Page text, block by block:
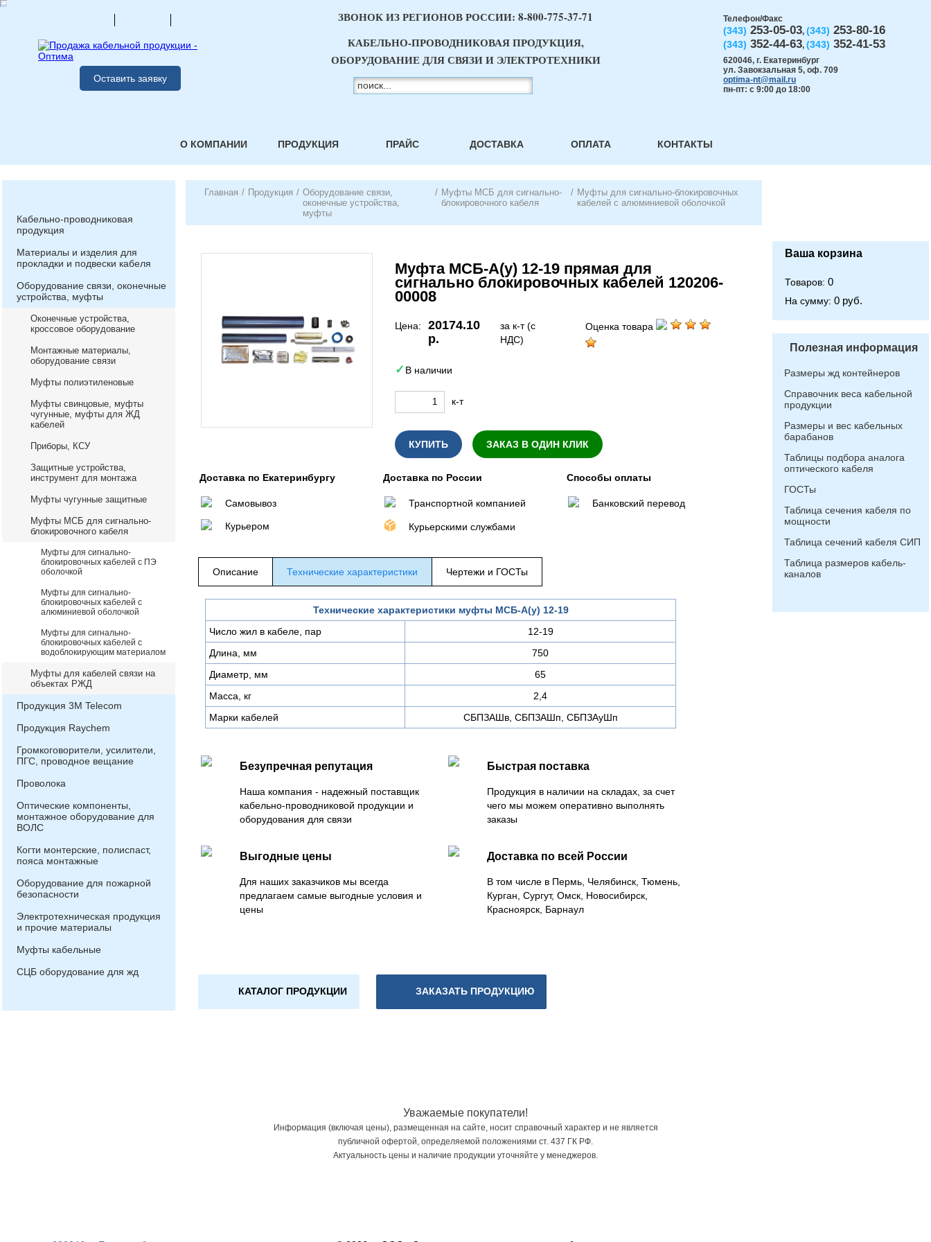
Оставить заявку
Телефон/Факс
(343) 253-05-03, (343) 253-80-16
(343) 352-44-63, (343) 352-41-53
620046, г. Екатеринбург
ул. Завокзальная 5, оф. 709
optima-nt@mail.ru
пн-пт: с 9:00 до 18:00
ЗВОНОК ИЗ РЕГИОНОВ РОССИИ: 8-800-775-37-71
КАБЕЛЬНО-ПРОВОДНИКОВАЯ ПРОДУКЦИЯ,
ОБОРУДОВАНИЕ ДЛЯ СВЯЗИ И ЭЛЕКТРОТЕХНИКИ
О КОМПАНИИ ПРОДУКЦИЯ ПРАЙС ДОСТАВКА ОПЛАТА КОНТАКТЫ
Кабельно-проводниковая
продукция
Материалы и изделия для
прокладки и подвески кабеля
Оборудование связи, оконечные
устройства, муфты
Оконечные устройства,
кроссовое оборудование
Монтажные материалы,
оборудование связи
Муфты полиэтиленовые
Муфты свинцовые, муфты
чугунные, муфты для ЖД
кабелей
Приборы, КСУ
Защитные устройства,
инструмент для монтажа
Муфты чугунные защитные
Муфты МСБ для сигнально-
блокировочного кабеля
Муфты для сигнально-
блокировочных кабелей с ПЭ
оболочкой
Муфты для сигнально-
блокировочных кабелей с
алюминиевой оболочкой
Муфты для сигнально-
блокировочных кабелей с
водоблокирующим материалом
Муфты для кабелей связи на
объектах РЖД
Продукция 3М Telecom
Продукция Raychem
Громкоговорители, усилители,
ПГС, проводное вещание
Проволока
Оптические компоненты,
монтажное оборудование для
ВОЛС
Когти монтерские, полиспаст,
пояса монтажные
Оборудование для пожарной
безопасности
Электротехническая продукция
и прочие материалы
Муфты кабельные
СЦБ оборудование для жд
Главная / Продукция / Оборудование связи,
оконечные устройства,
муфты
/ Муфты МСБ для сигнально-
блокировочного кабеля
/ Муфты для сигнально-блокировочных
кабелей с алюминиевой оболочкой
Муфта МСБ-А(у) 12-19 прямая для
сигнально блокировочных кабелей 120206-
00008
Цена:
20174.10
р.
за к-т (с
НДС)
Оценка товара
В наличии
к-т
КУПИТЬ ЗАКАЗ В ОДИН КЛИК
Доставка по Екатеринбургу
Самовывоз
Курьером
Доставка по России
Транспортной компанией
Курьерскими службами
Способы оплаты
Банковский перевод
Описание Технические характеристики Чертежи и ГОСТы
Технические характеристики муфты МСБ-А(у) 12-19
Число жил в кабеле, пар
12-19
Длина, мм
750
Диаметр, мм
65
Масса, кг
2,4
Марки кабелей
СБПЗАШв, СБПЗАШп, СБПЗАуШп
Безупречная репутация
Наша компания - надежный поставщик
кабельно-проводниковой продукции и
оборудования для связи
Быстрая поставка
Продукция в наличии на складах, за счет
чего мы можем оперативно выполнять
заказы
Выгодные цены
Для наших заказчиков мы всегда
предлагаем самые выгодные условия и
цены
Доставка по всей России
В том числе в Пермь, Челябинск, Тюмень,
Курган, Сургут, Омск, Новосибирск,
Красноярск, Барнаул
КАТАЛОГ ПРОДУКЦИИ ЗАКАЗАТЬ ПРОДУКЦИЮ
Ваша корзина
Товаров: 0
На сумму: 0 руб.
Полезная информация
Размеры жд контейнеров
Справочник веса кабельной
продукции
Размеры и вес кабельных
барабанов
Таблицы подбора аналога
оптического кабеля
ГОСТы
Таблица сечения кабеля по
мощности
Таблица сечений кабеля СИП
Таблица размеров кабель-
каналов
Уважаемые покупатели!
Информация (включая цены), размещенная на сайте, носит справочный характер и не является
публичной офертой, определяемой положениями ст. 437 ГК РФ.
Актуальность цены и наличие продукции уточняйте у менеджеров.